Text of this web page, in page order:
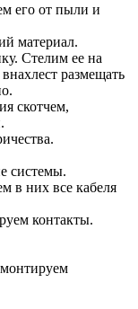
его от пыли и
материал.
Стелим ее на
размещать
скотчем,
системы.
в них все кабеля
контакты.